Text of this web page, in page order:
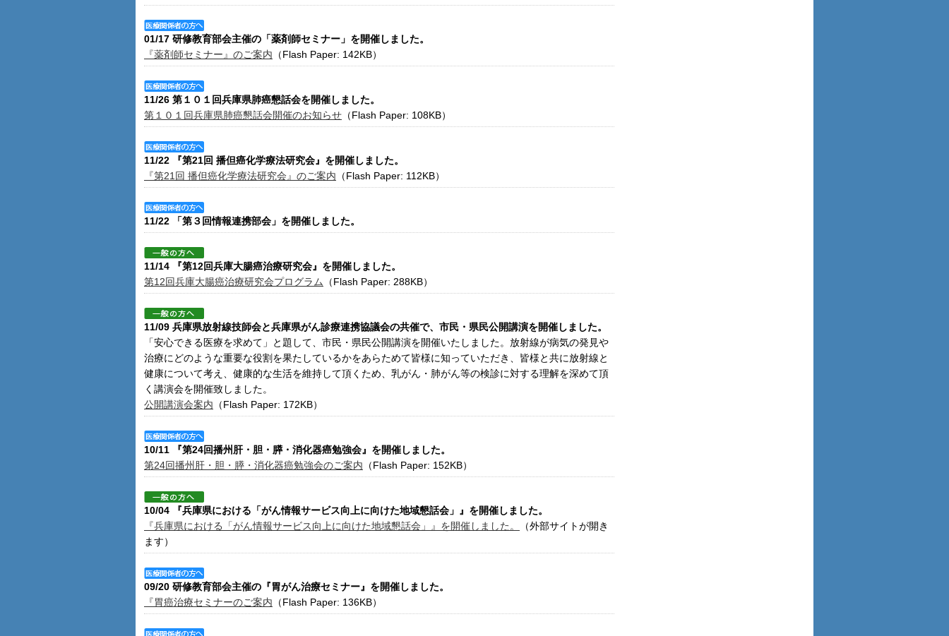
01/17 研修教育部会主催の「薬剤師セミナー」を開催しました。
『薬剤師セミナー』のご案内 （Flash Paper: 142KB）
11/26 第１０１回兵庫県肺癌懇話会を開催しました。
第１０１回兵庫県肺癌懇話会開催のお知らせ （Flash Paper: 108KB）
11/22 『第21回 播但癌化学療法研究会』を開催しました。
『第21回 播但癌化学療法研究会』のご案内 （Flash Paper: 112KB）
11/22 「第３回情報連携部会」を開催しました。
11/14 『第12回兵庫大腸癌治療研究会』を開催しました。
第12回兵庫大腸癌治療研究会プログラム
（Flash Paper: 288KB）
11/09 兵庫県放射線技師会と兵庫県がん診療連携協議会の共催で、市民・県民公開講演を開催しました。
「安心できる医療を求めて」と題して、市民・県民公開講演を開催いたしました。放射線が病気の発見や
治療にどのような重要な役割を果たしているかをあらためて皆様に知っていただき、皆様と共に放射線と
健康について考え、健康的な生活を維持して頂くため、乳がん・肺がん等の検診に対する理解を深めて頂
く講演会を開催致しました。
公開講演会案内 （Flash Paper: 172KB）
10/11 『第24回播州肝・胆・膵・消化器癌勉強会』を開催しました。
第24回播州肝・胆・膵・消化器癌勉強会のご案内 （Flash Paper: 152KB）
10/04 『兵庫県における「がん情報サービス向上に向けた地域懇話会」』を開催しました。
『兵庫県における「がん情報サービス向上に向けた地域懇話会」』を開催しました。
（外部サイトが開き
ます）
09/20 研修教育部会主催の『胃がん治療セミナー』を開催しました。
『胃癌治療セミナーのご案内 （Flash Paper: 136KB）